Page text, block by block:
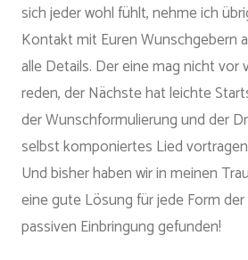
sich jeder wohl fühlt, nehme ich
Kontakt mit Euren Wunschgebern
alle Details. Der eine mag nicht vor
reden, der Nächste hat leichte
der Wunschformulierung und der
selbst komponiertes Lied
Und bisher haben wir in meinen
eine gute Lösung für jede Form
passiven Einbringung gefunden!